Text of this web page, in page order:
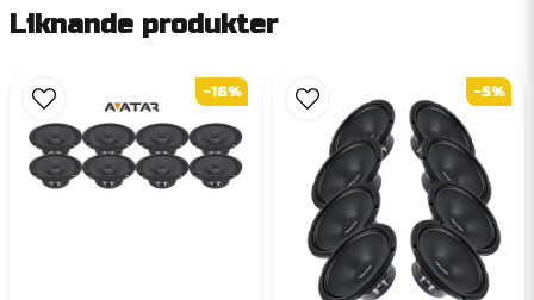
Liknande produkter
-16% -5%